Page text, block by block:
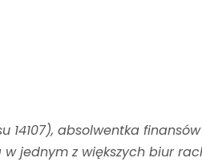
absolwentka
jednym z większych biur